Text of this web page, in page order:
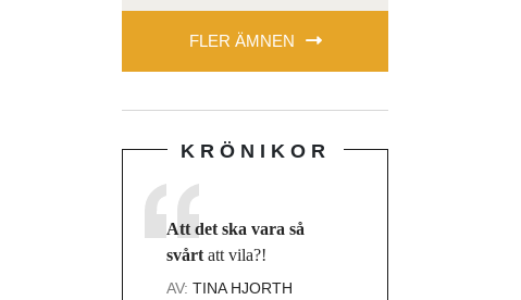
FLER ÄMNEN
KRÖNIKOR
Att det ska vara så
svårt att vila?!
AV: TINA HJORTH